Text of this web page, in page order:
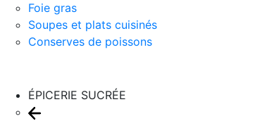
Foie gras
Soupes et plats cuisinés
Conserves de poissons
ÉPICERIE SUCRÉE